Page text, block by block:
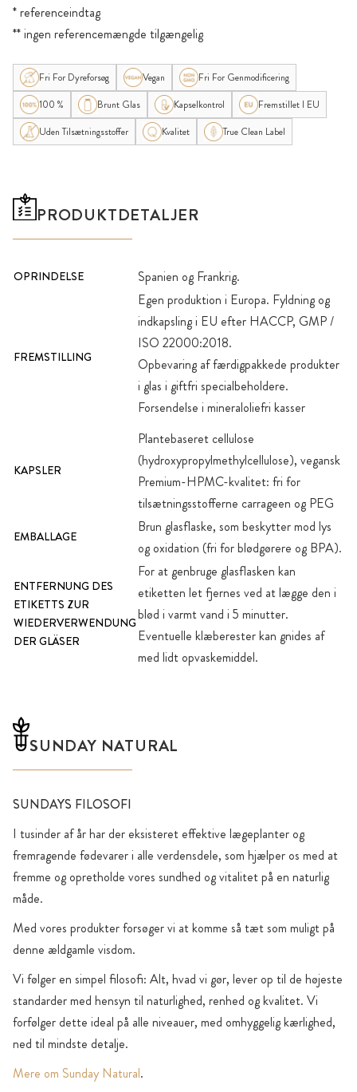
* referenceindtag
** ingen referencemængde tilgængelig
Fri For Dyreforsøg Vegan
Fri For Genmodificering
100 %
Brunt Glas Kapselkontrol
Fremstillet I EU
Uden Tilsætningsstoffer
Kvalitet True Clean Label
PRODUKTDETALJER
OPRINDELSE Spanien og Frankrig.
FREMSTILLING
Egen produktion i Europa. Fyldning og
indkapsling i EU efter HACCP, GMP /
ISO 22000:2018.
Opbevaring af færdigpakkede produkter
i glas i giftfri specialbeholdere.
Forsendelse i mineraloliefri kasser
KAPSLER
Plantebaseret cellulose
(hydroxypropylmethylcellulose), vegansk
Premium-HPMC-kvalitet: fri for
tilsætningsstofferne carrageen og PEG
EMBALLAGE
Brun glasflaske, som beskytter mod lys
og oxidation (fri for blødgørere og BPA).
ENTFERNUNG DES
ETIKETTS ZUR
WIEDERVERWENDUNG
DER GLÄSER
For at genbruge glasflasken kan
etiketten let fjernes ved at lægge den i
blød i varmt vand i 5 minutter.
Eventuelle klæberester kan gnides af
med lidt opvaskemiddel.
SUNDAY NATURAL
SUNDAYS FILOSOFI
I tusinder af år har der eksisteret effektive lægeplanter og
fremragende fødevarer i alle verdensdele, som hjælper os med at
fremme og opretholde vores sundhed og vitalitet på en naturlig
måde.
Med vores produkter forsøger vi at komme så tæt som muligt på
denne ældgamle visdom.
Vi følger en simpel filosofi: Alt, hvad vi gør, lever op til de højeste
standarder med hensyn til naturlighed, renhed og kvalitet. Vi
forfølger dette ideal på alle niveauer, med omhyggelig kærlighed,
ned til mindste detalje.
Mere om Sunday Natural.